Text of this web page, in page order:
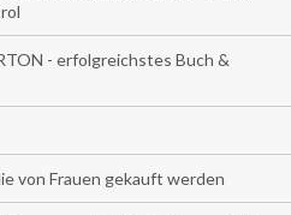
- erfolgreichstes Buch &
von Frauen gekauft werden